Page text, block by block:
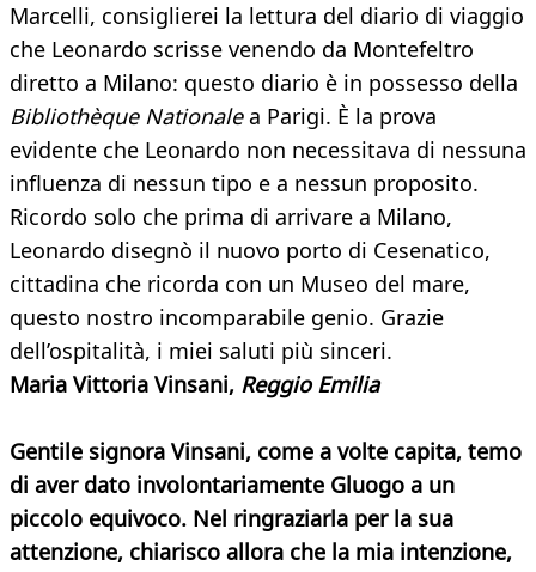
Marcelli, consiglierei la lettura del diario di viaggio
che Leonardo scrisse venendo da Montefeltro
diretto a Milano: questo diario è in possesso della
Bibliothèque Nationalea Parigi. È la prova
evidente che Leonardo non necessitava di nessuna
influenza di nessun tipo e a nessun proposito.
Ricordo solo che prima di arrivare a Milano,
Leonardo disegnò il nuovo porto di Cesenatico,
cittadina che ricorda con un Museo del mare,
questo nostro incomparabile genio. Grazie
dell’ospitalità, i miei saluti più sinceri.
Maria Vittoria Vinsani, Reggio Emilia
Gentile signora Vinsani, come a volte capita, temo
di aver dato involontariamente Gluogo a un
piccolo equivoco. Nel ringraziarla per la sua
attenzione, chiarisco allora che la mia intenzione,